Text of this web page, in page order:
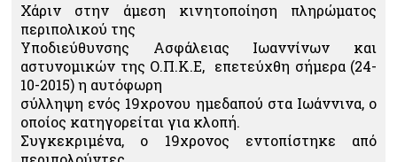
Χάριν στην άμεση κινητοποίηση πληρώματος
περιπολικού της
Υποδιεύθυνσης Ασφάλειας Ιωαννίνων και
αστυνομικών της Ο.Π.Κ.Ε, επετεύχθη σήμερα (24-
10-2015) η αυτόφωρη
σύλληψη ενός 19χρονου ημεδαπού στα Ιωάννινα, ο
οποίος κατηγορείται για κλοπή.
Συγκεκριμένα, ο 19χρονος εντοπίστηκε από